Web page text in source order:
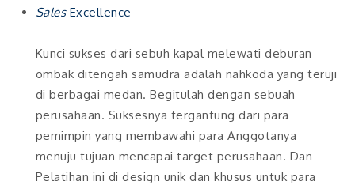
Sales Excellence
Kunci sukses dari sebuh kapal melewati deburan
ombak ditengah samudra adalah nahkoda yang teruji
di berbagai medan. Begitulah dengan sebuah
perusahaan. Suksesnya tergantung dari para
pemimpin yang membawahi para Anggotanya
menuju tujuan mencapai target perusahaan. Dan
Pelatihan ini di design unik dan khusus untuk para